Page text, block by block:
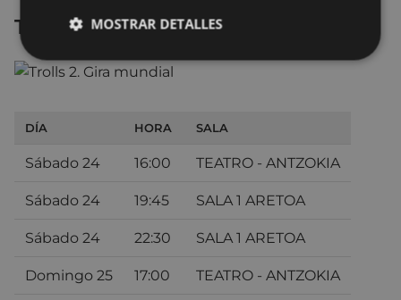
Trolls 2. Gira mundial
DÍA HORA SALA
Sábado 24 16:00 TEATRO - ANTZOKIA
Sábado 24 19:45 SALA 1 ARETOA
Sábado 24 22:30 SALA 1 ARETOA
Domingo 25 17:00 TEATRO - ANTZOKIA
MOSTRAR DETALLES